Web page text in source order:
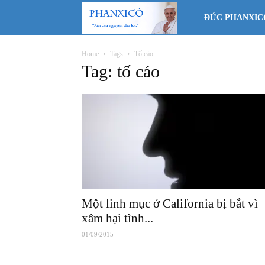
Phanxicô
– ĐỨC
Home Tags Tố cáo
Tag: tố cáo
Một linh mục ở California bị bắt vì
xâm hại tình...
01/09/2015